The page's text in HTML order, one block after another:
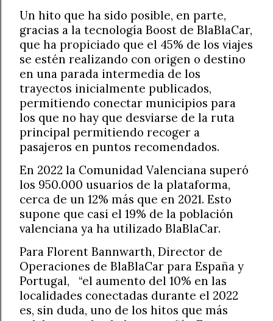
Un hito que ha sido posible, en parte,
gracias a la tecnología Boost de BlaBlaCar,
que ha propiciado que el 45% de los viajes
se estén realizando con origen o destino
en una parada intermedia de los
trayectos inicialmente publicados,
permitiendo conectar municipios para
los que no hay que desviarse de la ruta
principal permitiendo recoger a
pasajeros en puntos recomendados.
En 2022 la Comunidad Valenciana superó
los 950.000 usuarios de la plataforma,
cerca de un 12% más que en 2021. Esto
supone que casi el 19% de la población
valenciana ya ha utilizado BlaBlaCar.
Para Florent Bannwarth, Director de
Operaciones de BlaBlaCar para España y
Portugal,
“el aumento del 10% en las
localidades conectadas durante el 2022
es, sin duda, uno de los hitos que más